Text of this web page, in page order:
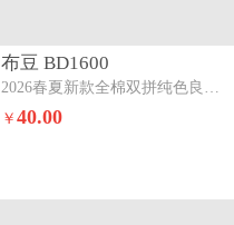
布豆 BD1600
2026春夏新款全棉双拼纯色良品三四件套豆绿+芍药粉
￥ 40.00